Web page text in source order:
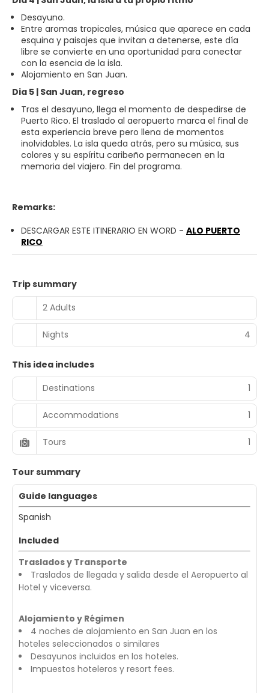
Desayuno.
Entre aromas tropicales, música que aparece en cada
esquina y paisajes que invitan a detenerse, este día
libre se convierte en una oportunidad para conectar
con la esencia de la isla.
Alojamiento en San Juan.
Dia 5 | San Juan, regreso
Tras el desayuno, llega el momento de despedirse de
Puerto Rico. El traslado al aeropuerto marca el final de
esta experiencia breve pero llena de momentos
inolvidables. La isla queda atrás, pero su música, sus
colores y su espíritu caribeño permanecen en la
memoria del viajero. Fin del programa.
Remarks:
DESCARGAR ESTE ITINERARIO EN WORD - ALO PUERTO
RICO
Trip summary
2 Adults
Nights 4
This idea includes
Destinations
1
Accommodations 1
Tours 1
Tour summary
Guide languages
Spanish
Included
Traslados y Transporte
Traslados de llegada y salida desde el Aeropuerto al
Hotel y viceversa.
Alojamiento y Régimen
4 noches de alojamiento en San Juan en los
hoteles seleccionados o similares
Desayunos incluidos en los hoteles.
Impuestos hoteleros y resort fees.